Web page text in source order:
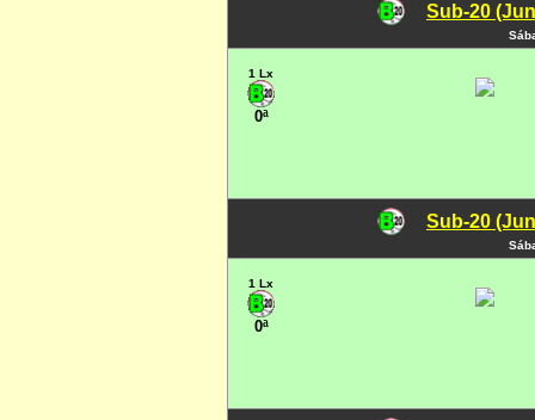
Sub-20
1 Lx
0ª
Sub-20
1 Lx
0ª